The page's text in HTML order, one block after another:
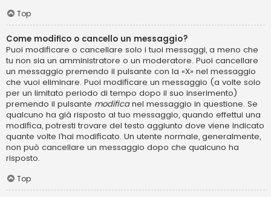
Top
Come modifico o cancello un messaggio?
Puoi modificare o cancellare solo i tuoi messaggi, a meno che
tu non sia un amministratore o un moderatore. Puoi cancellare
un messaggio premendo il pulsante con la «X» nel messaggio
che vuoi eliminare. Puoi modificare un messaggio (a volte solo
per un limitato periodo di tempo dopo il suo inserimento)
premendo il pulsante modificanel messaggio in questione. Se
qualcuno ha già risposto al tuo messaggio, quando effettui una
modifica, potresti trovare del testo aggiunto dove viene indicato
quante volte l’hai modificato. Un utente normale, generalmente,
non può cancellare un messaggio dopo che qualcuno ha
risposto.
Top